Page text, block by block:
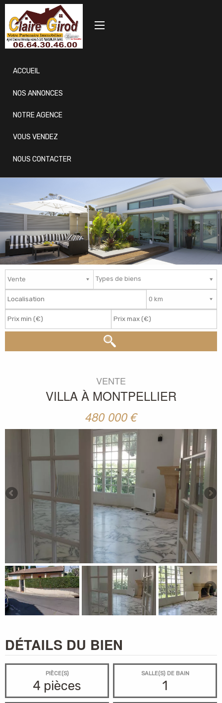
ACCUEIL
NOS ANNONCES
NOTRE AGENCE
VOUS VENDEZ
NOUS CONTACTER
Types de biens
VENTE
VILLA À MONTPELLIER
480 000 €
DÉTAILS DU BIEN
PIÈCE(S)
4 pièces
SALLE(S) DE BAIN
1